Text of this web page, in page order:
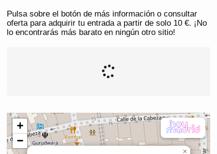
Pulsa sobre el botón de más información o consultar
oferta para adquirir tu entrada a partir de solo 10 €. ¡No
lo encontrarás más barato en ningún otro sitio!